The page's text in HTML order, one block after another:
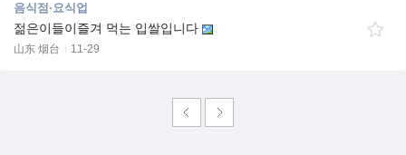
음식점·요식업
젊은이들이즐겨 먹는 입쌀입니다
山东 烟台 11-29